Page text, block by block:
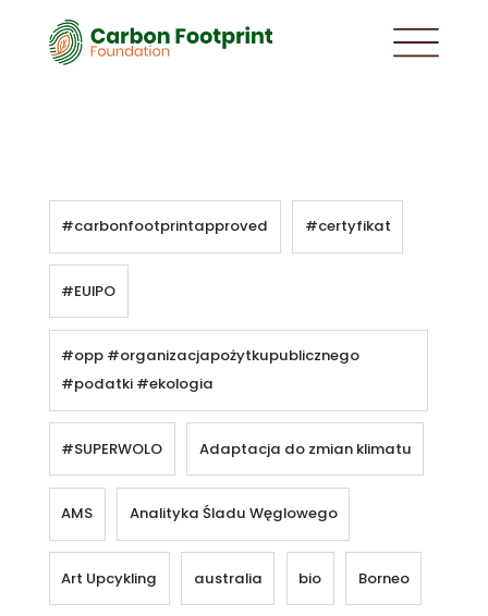
#carbonfootprintapproved #certyfikat
#EUIPO
#opp #organizacjapożytkupublicznego
#podatki #ekologia
#SUPERWOLO Adaptacja do zmian klimatu
AMS Analityka Śladu Węglowego
Art Upcykling australia bio Borneo